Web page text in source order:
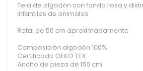
Tela de algodón con fondo rosa y
infantiles de animales
Retal de 50 cm aproximadamente
Composición algodón 100%
Certificado OEKO TEX
Ancho de pieza de 150 cm